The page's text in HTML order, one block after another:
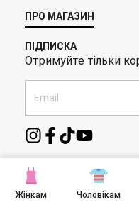
ПРО МАГАЗИН
ПІДПИСКА
Отримуйте тільки
Авторське право ©
Жінкам Чоловікам